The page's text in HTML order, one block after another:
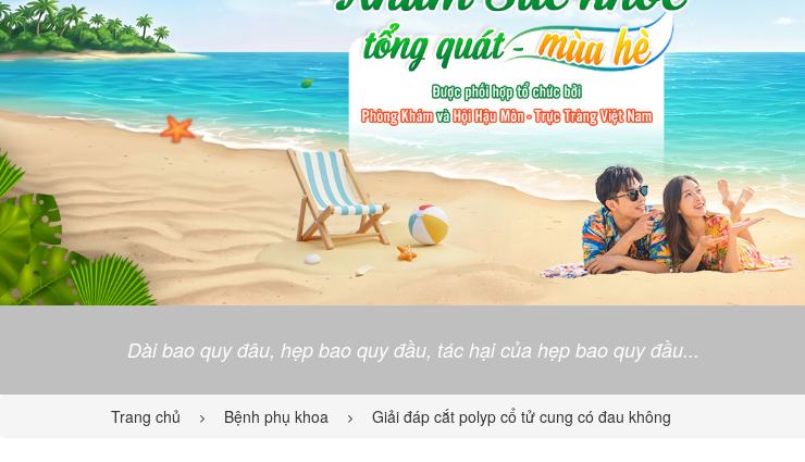
Dài bao quy đâu, hẹp bao quy đầu, tác hại của hẹp bao quy đầu...
Trang chủ Bệnh phụ khoa Giải đáp cắt polyp cổ tử cung có đau không